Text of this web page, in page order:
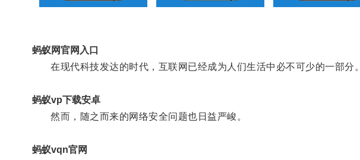
蚂蚁网官网入口
在现代科技发达的时代，互联网已经成为人们生活中必不可少的一部分。
蚂蚁vp下载安卓
然而，随之而来的网络安全问题也日益严峻。
蚂蚁vqn官网